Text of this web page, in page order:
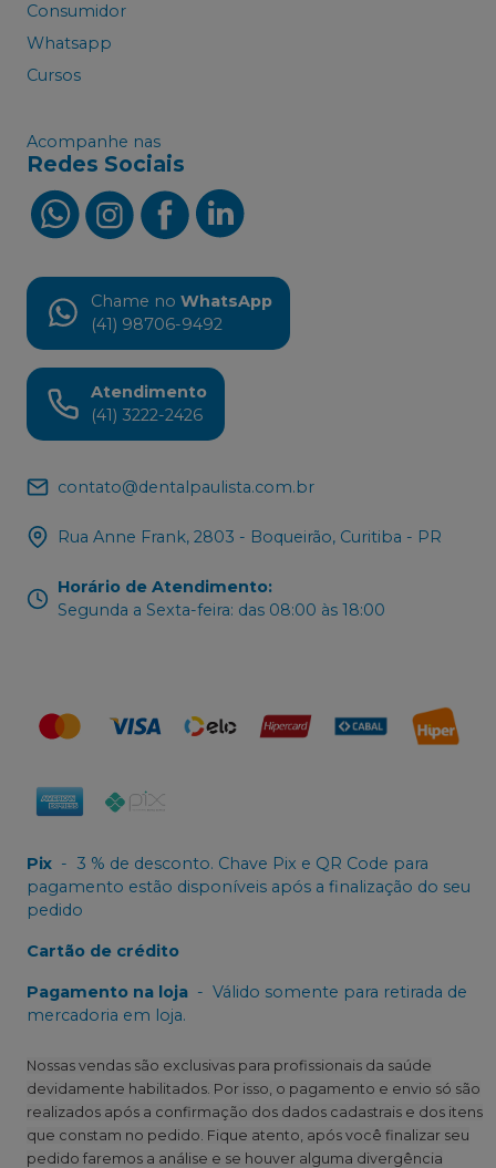
Consumidor
Whatsapp
Cursos
Acompanhe nas
Redes Sociais
Chame no WhatsApp
(41) 98706-9492
Atendimento
(41) 3222-2426
contato@dentalpaulista.com.br
Rua Anne Frank, 2803 - Boqueirão, Curitiba - PR
Horário de Atendimento:
Segunda a Sexta-feira: das 08:00 às 18:00
Pix - 3 % de desconto. Chave Pix e QR Code para
pagamento estão disponíveis após a finalização do seu
pedido
Cartão de crédito
Pagamento na loja - Válido somente para retirada de
mercadoria em loja.
Nossas vendas são exclusivas para profissionais da saúde
devidamente habilitados. Por isso, o pagamento e envio só são
realizados após a confirmação dos dados cadastrais e dos itens
que constam no pedido. Fique atento, após você finalizar seu
pedido faremos a análise e se houver alguma divergência